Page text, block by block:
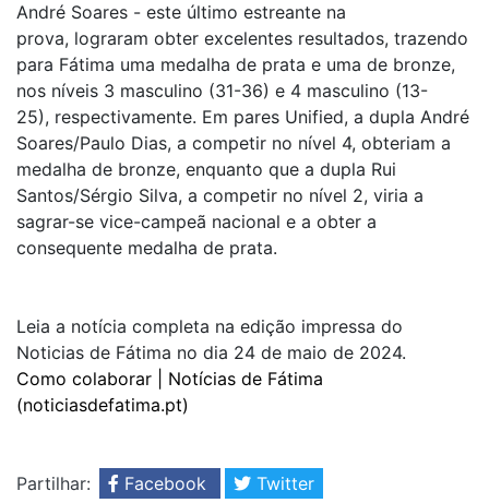
André Soares - este último estreante na
prova, lograram obter excelentes resultados, trazendo
para Fátima uma medalha de prata e uma de bronze,
nos níveis 3 masculino (31-36) e 4 masculino (13-
25), respectivamente. Em pares Unified, a dupla André
Soares/Paulo Dias, a competir no nível 4, obteriam a
medalha de bronze, enquanto que a dupla Rui
Santos/Sérgio Silva, a competir no nível 2, viria a
sagrar-se vice-campeã nacional e a obter a
consequente medalha de prata.
Leia a notícia completa na edição impressa do
Noticias de Fátima no dia 24 de maio de 2024.
Como colaborar | Notícias de Fátima
(noticiasdefatima.pt)
Partilhar: Facebook
Twitter